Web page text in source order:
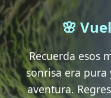
🌸
Recuerda esos
sonrisa era pura
aventura.